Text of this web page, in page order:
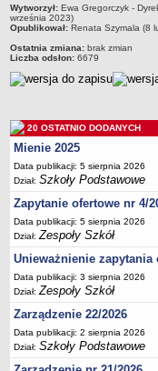
Wielofunkcyjna
Specjalny Ośrodek nr 1
Specjalny Ośrodek nr 5
Dane podstawowe
Statut
Majątek
Godziny dyżurów
Ogłoszenie
Zarządzenia
Kontrole
Rejestry, ewidencje,
Sprawozdania
Deklaracja dostępności
PORADNIE
metryczka
Wytworzył: Ewa Gregorczyk -
września 2023)
Opublikował: Renata Szymala (8
Ostatnia zmiana: brak zmian
Liczba odsłon: 6679
20 OSTATNIO DODANYCH
Mienie 2025
Data publikacji: 5 sierpnia 2026
Dział:Szkoły Podstawowe
Zapytanie ofertowe nr 4/
Data publikacji: 5 sierpnia 2026
Dział:Zespoły Szkół
Unieważnienie zapytania
Data publikacji: 3 sierpnia 2026
Dział:Zespoły Szkół
Zarządzenie 22/2026
Data publikacji: 2 sierpnia 2026
Dział:Szkoły Podstawowe